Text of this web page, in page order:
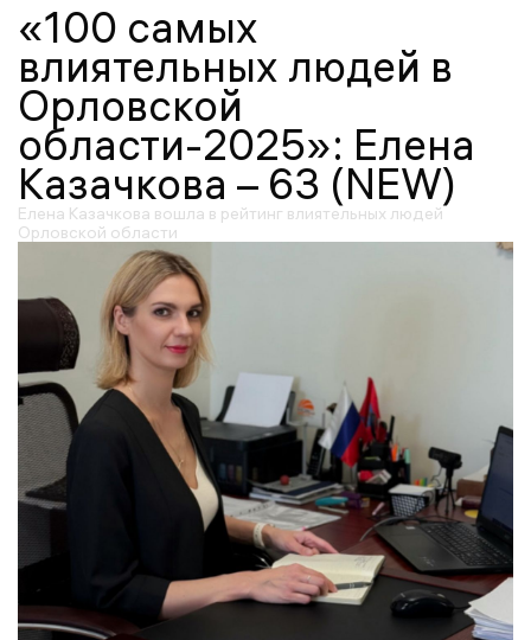
«100 самых
влиятельных людей в
Орловской
области-2025»: Елена
Казачкова – 63 (NEW)
Елена Казачкова вошла в рейтинг влиятельных людей
Орловской области